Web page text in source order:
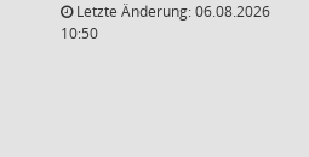
Letzte Änderung: 06.08.2026
10:50